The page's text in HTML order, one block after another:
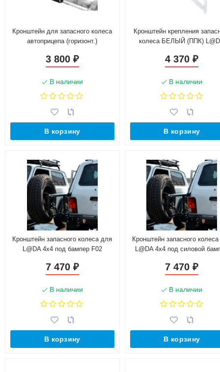
Кронштейн для запасного колеса
автоприцепа (горизонт.)
3 800 ₽
В наличии
В корзину
Кронштейн крепления
колеса БЕЛЫЙ (ППК)
4 370₽
В наличии
В корзину
Кронштейн запасного колеса для
L@DA 4х4 под бампер F02
7 470 ₽
В наличии
В корзину
Кронштейн запасного
L@DA 4х4 под силовой
7 470₽
В наличии
В корзину